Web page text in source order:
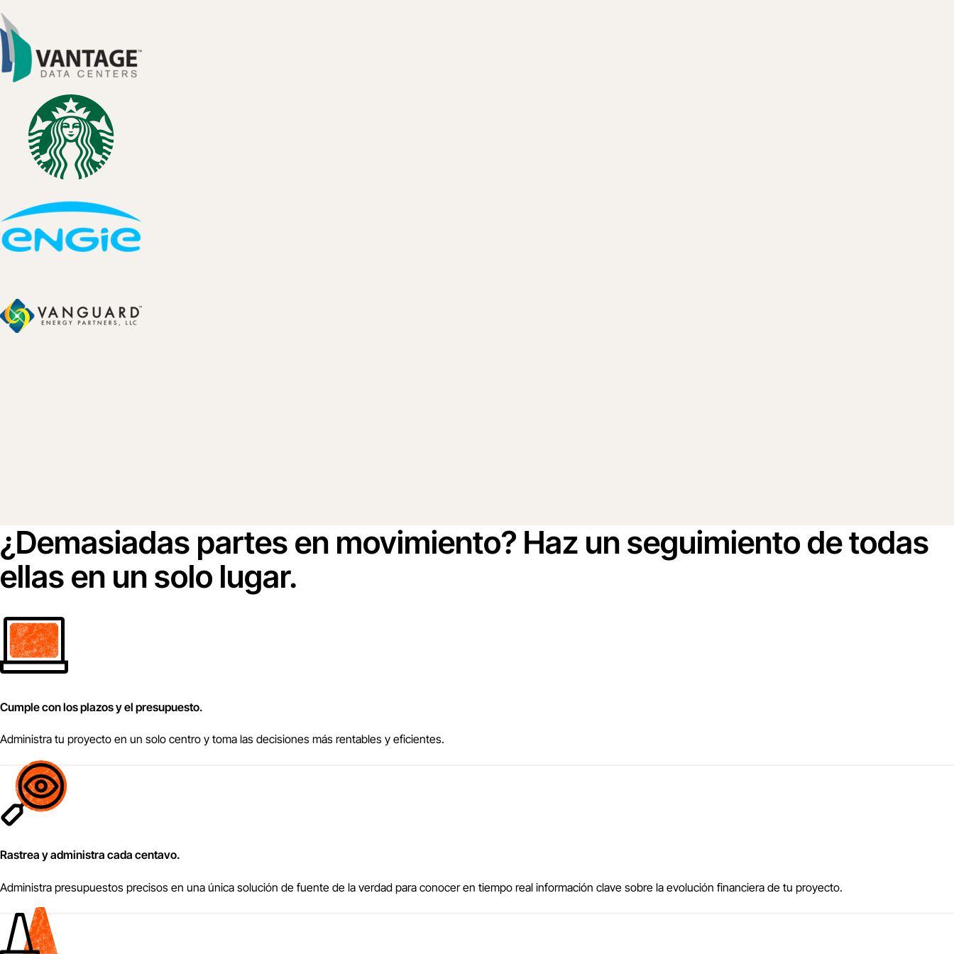
¿Demasiadas partes en movimiento? Haz un seguimiento de todas
ellas en un solo lugar.
Cumple con los plazos y el presupuesto.
Administra tu proyecto en un solo centro y toma las decisiones más rentables y eficientes.
Rastrea y administra cada centavo.
Administra presupuestos precisos en una única solución de fuente de la verdad para conocer en tiempo real información clave sobre la evolución financiera de tu proyecto.